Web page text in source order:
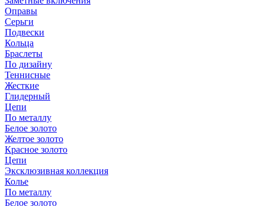
Оправы
Серьги
Подвески
Кольца
Браслеты
По дизайну
Теннисные
Жесткие
Глидерный
Цепи
По металлу
Белое золото
Желтое золото
Красное золото
Цепи
Эксклюзивная коллекция
Колье
По металлу
Белое золото